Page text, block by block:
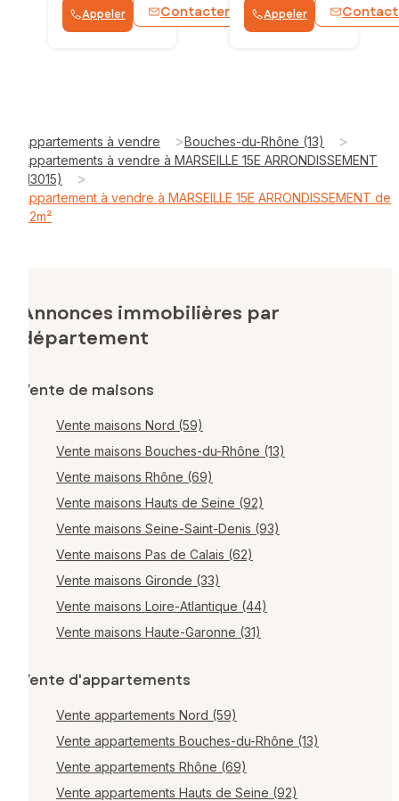
Appeler Contacter WhatsApp
Appeler
Appartements à vendre >Bouches-du-Rhône (13) >
Appartements à vendre à MARSEILLE 15E ARRONDISSEMENT
(13015)
>
Appartement à vendre à MARSEILLE 15E ARRONDISSEMENT de
42m²
Annonces immobilières par
département
Vente de maisons
Vente maisons Nord (59)
Vente maisons Bouches-du-Rhône (13)
Vente maisons Rhône (69)
Vente maisons Hauts de Seine (92)
Vente maisons Seine-Saint-Denis (93)
Vente maisons Pas de Calais (62)
Vente maisons Gironde (33)
Vente maisons Loire-Atlantique (44)
Vente maisons Haute-Garonne (31)
Vente d'appartements
Vente appartements Nord (59)
Vente appartements Bouches-du-Rhône (13)
Vente appartements Rhône (69)
Vente appartements Hauts de Seine (92)